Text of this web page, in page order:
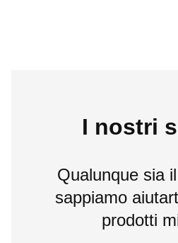
I nostri
Qualunque sia
sappiamo
prodotti